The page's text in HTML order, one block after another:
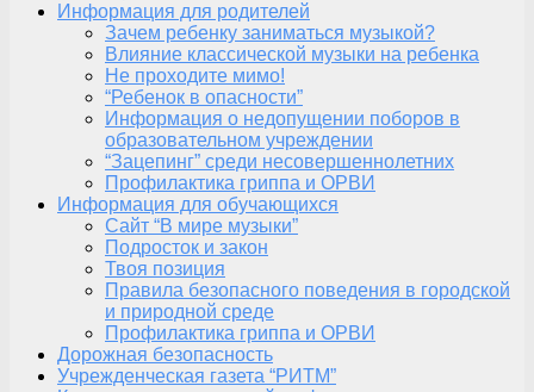
Информация для родителей
Зачем ребенку заниматься музыкой?
Влияние классической музыки на ребенка
Не проходите мимо!
“Ребенок в опасности”
Информация о недопущении поборов в
образовательном учреждении
“Зацепинг” среди несовершеннолетних
Профилактика гриппа и ОРВИ
Информация для обучающихся
Сайт “В мире музыки”
Подросток и закон
Твоя позиция
Правила безопасного поведения в городской
и природной среде
Профилактика гриппа и ОРВИ
Дорожная безопасность
Учрежденческая газета “РИТМ”